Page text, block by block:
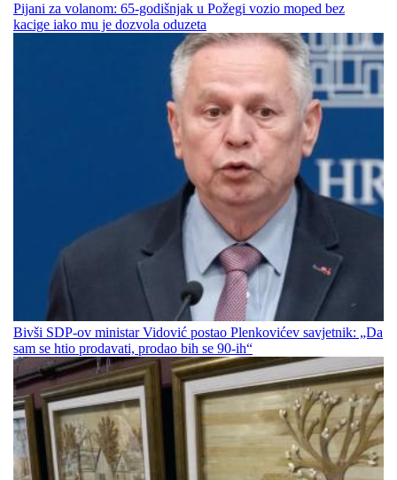
Pijani za volanom: 65-godišnjak u Požegi vozio moped bez
kacige iako mu je dozvola oduzeta
Bivši SDP-ov ministar Vidović postao Plenkovićev savjetnik: „Da
sam se htio prodavati, prodao bih se 90-ih“